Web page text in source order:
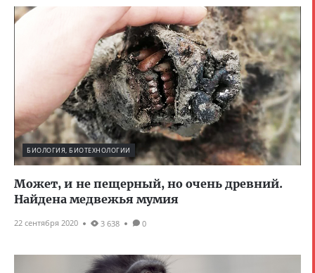
БИОЛОГИЯ, БИОТЕХНОЛОГИИ
Может, и не пещерный, но очень древний.
Найдена медвежья мумия
22 сентября 2020 3 638 0